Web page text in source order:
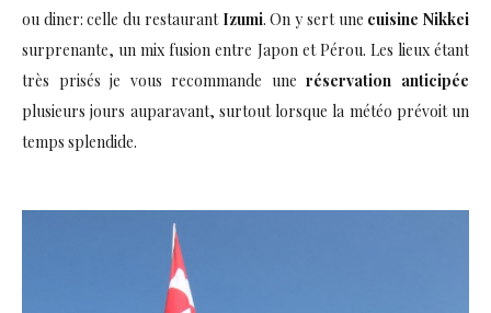
ou diner: celle du restaurant Izumi. On y sert une cuisine Nikkei
surprenante, un mix fusion entre Japon et Pérou. Les lieux étant
très prisés je vous recommande uneréservation anticipée
plusieurs jours auparavant, surtout lorsque la météo prévoit un
temps splendide.